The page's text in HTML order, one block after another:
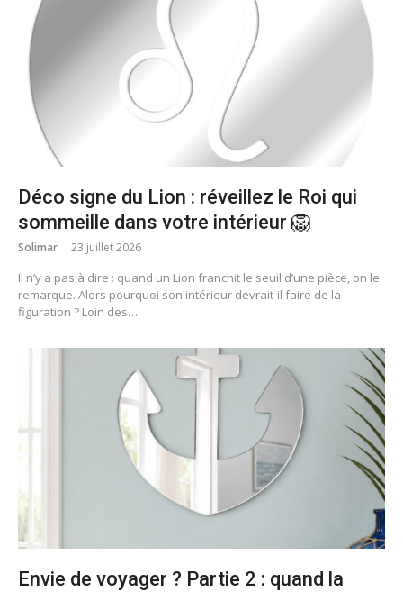
Déco signe du Lion : réveillez le Roi qui
sommeille dans votre intérieur 🦁
Solimar 23 juillet 2026
Il n’y a pas à dire : quand un Lion franchit le seuil d’une pièce, on le
remarque. Alors pourquoi son intérieur devrait-il faire de la
figuration ? Loin des…
Envie de voyager ? Partie 2 : quand la